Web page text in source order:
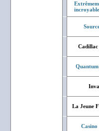
Cadillac
Quantum
La Jeune
Casino